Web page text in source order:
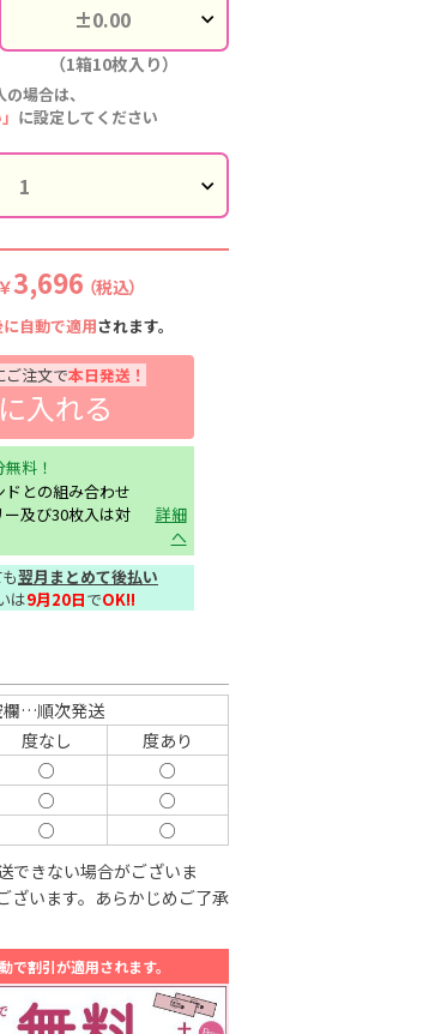
（1箱10枚入り）
場合は、
に設定してください
￥3,696 （税込）
自動で適用されます。
ご注文で本日発送！
入れる
料！
との組み合わせ
及び30枚入は対
詳細
へ
翌月まとめて後払い
は9月20日でOK!!
…順次発送
度なし
度あり
○
○
○
○
○
○
できない場合がございま
ざいます。あらかじめご了承
で割引が適用されます。